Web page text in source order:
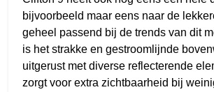
bijvoorbeeld maar eens naar de
geheel passend bij de trends van dit
is het strakke en gestroomlijnde
uitgerust met diverse reflecterende
zorgt voor extra zichtbaarheid bij